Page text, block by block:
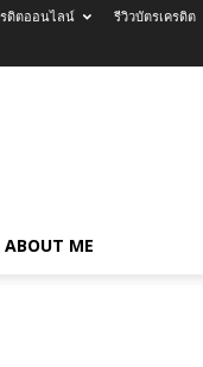
ดิตออนไลน์ รีวิวบัตรเครดิต
ABOUT ME